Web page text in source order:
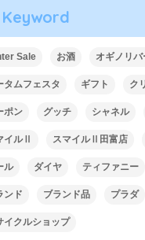
Keyword
Sale お酒 オギノリ
タムフェスタ ギフト ク
ポン グッチ シャネル
イルⅡ スマイルⅡ田富店
ル ダイヤ ティファニー
ンド ブランド品 プラダ
イクルショップ